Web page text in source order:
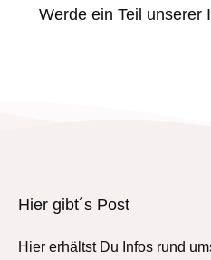
Werde ein Teil unserer
Hier gibt´s Post
Hier erhältst Du Infos rund